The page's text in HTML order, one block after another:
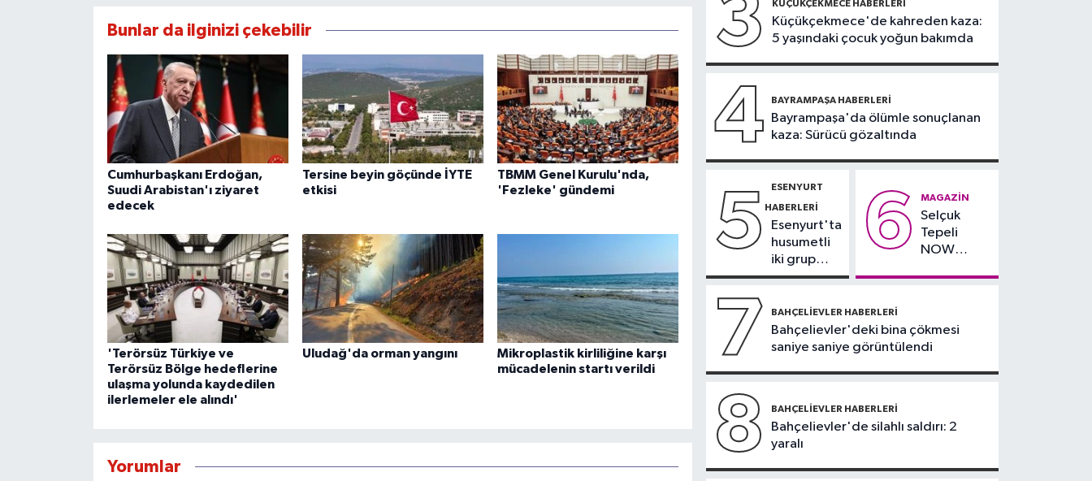
Bunlar da ilginizi çekebilir
Cumhurbaşkanı Erdoğan,
Suudi Arabistan'ı ziyaret
edecek
Tersine beyin göçünde İYTE
etkisi
TBMM Genel Kurulu'nda,
'Fezleke' gündemi
'Terörsüz Türkiye ve
Terörsüz Bölge hedeflerine
ulaşma yolunda kaydedilen
ilerlemeler ele alındı'
Uludağ'da orman yangını
Mikroplastik kirliliğine karşı
mücadelenin startı verildi
Yorumlar
buluşturuyor
21:17"Karaciğerim
yağlı" demeyin,
önlemini alın
21:10Trabzonspor'da
Salah yaklaşık 30 bin
taraftar önünde imza
attı
talebi
bazı yollar
kapatılacak
3 KÜÇÜKÇEKMECE HABERLERI
Küçükçekmece'de kahreden kaza:
5 yaşındaki çocuk yoğun bakımda
4 BAYRAMPAŞA HABERLERI
Bayrampaşa'da ölümle sonuçlanan
kaza: Sürücü gözaltında
5 ESENYURT
HABERLERI
Esenyurt'ta
husumetli
iki grup
arasında
kavga
6 MAGAZIN
Selçuk
Tepeli
NOW
7 BAHÇELIEVLER HABERLERI
Bahçelievler'deki bina çökmesi
saniye saniye görüntülendi
8 BAHÇELIEVLER HABERLERI
Bahçelievler'de silahlı saldırı: 2
yaralı